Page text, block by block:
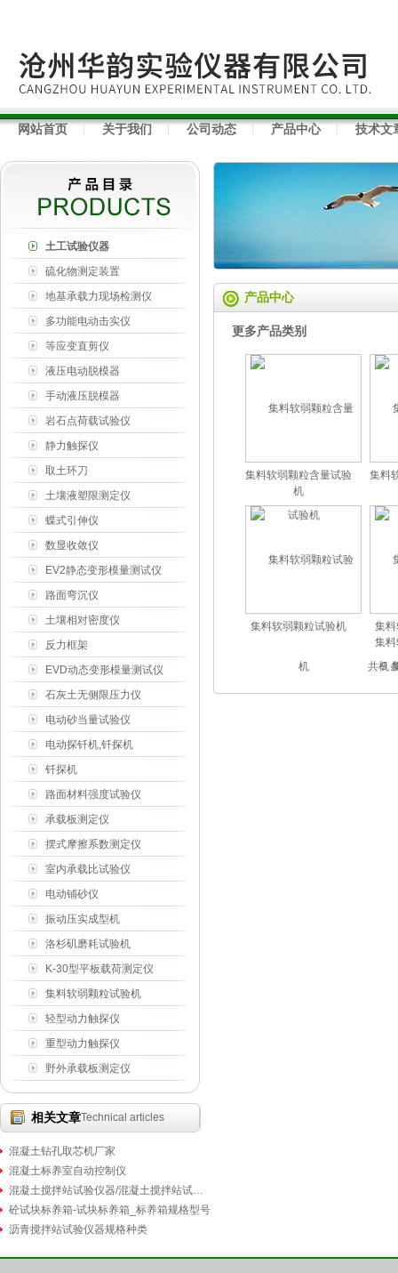
网站首页 关于我们 公司动态 产品中心 技术文
土工试验仪器
硫化物测定装置
地基承载力现场检测仪
多功能电动击实仪
等应变直剪仪
液压电动脱模器
手动液压脱模器
岩石点荷载试验仪
静力触探仪
取土环刀
土壤液塑限测定仪
蝶式引伸仪
数显收敛仪
EV2静态变形模量测试仪
路面弯沉仪
土壤相对密度仪
反力框架
EVD动态变形模量测试仪
石灰土无侧限压力仪
电动砂当量试验仪
电动探钎机,钎探机
钎探机
路面材料强度试验仪
承载板测定仪
摆式摩擦系数测定仪
室内承载比试验仪
电动铺砂仪
振动压实成型机
洛杉矶磨耗试验机
K-30型平板载荷测定仪
集料软弱颗粒试验机
轻型动力触探仪
重型动力触探仪
野外承载板测定仪
相关文章Technical articles
混凝土钻孔取芯机厂家
混凝土标养室自动控制仪
混凝土搅拌站试验仪器/混凝土搅拌站试验仪器系列
砼试块标养箱-试块标养箱_标养箱规格型号
沥青搅拌站试验仪器规格种类
产品中心
更多产品类别
集料软弱颗粒含量试验
机
集料
集料软弱颗粒试验机
集
集
共 9